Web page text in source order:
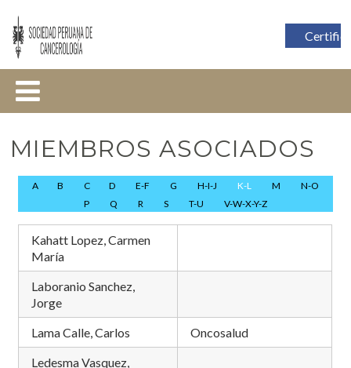
MIEMBROS ASOCIADOS
A B C D E-F G H-I-J K-L M
N-O
P
Q R S T-U V-W-X-Y-Z
Kahatt Lopez, Carmen
María
Laboranio Sanchez,
Jorge
Lama Calle, Carlos
Oncosalud
Ledesma Vasquez,